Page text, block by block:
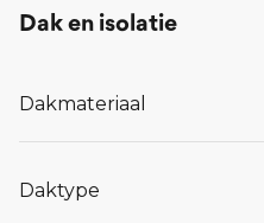
Dak en isolatie
Dakmateriaal
Daktype